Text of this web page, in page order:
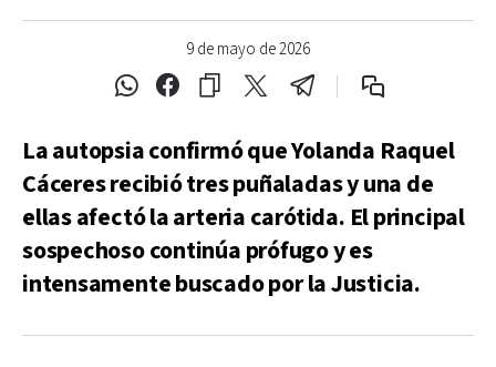
9 de mayo de 2026
La autopsia confirmó que Yolanda Raquel
Cáceres recibió tres puñaladas y una de
ellas afectó la arteria carótida. El principal
sospechoso continúa prófugo y es
intensamente buscado por la Justicia.